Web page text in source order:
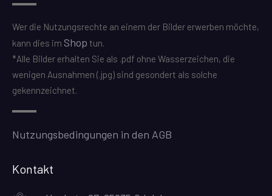
Wer die Nutzungsrechte an einem der Bilder erwerben möchte,
kann dies im Shop tun.
*Alle Bilder erhalten Sie als .pdf ohne Wasserzeichen, die
wenigen Ausnahmen (.jpg) sind gesondert als solche
gekennzeichnet.
Nutzungsbedingungen in den AGB
Kontakt